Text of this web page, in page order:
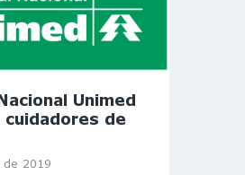
Unimed
cuidadores de
2019